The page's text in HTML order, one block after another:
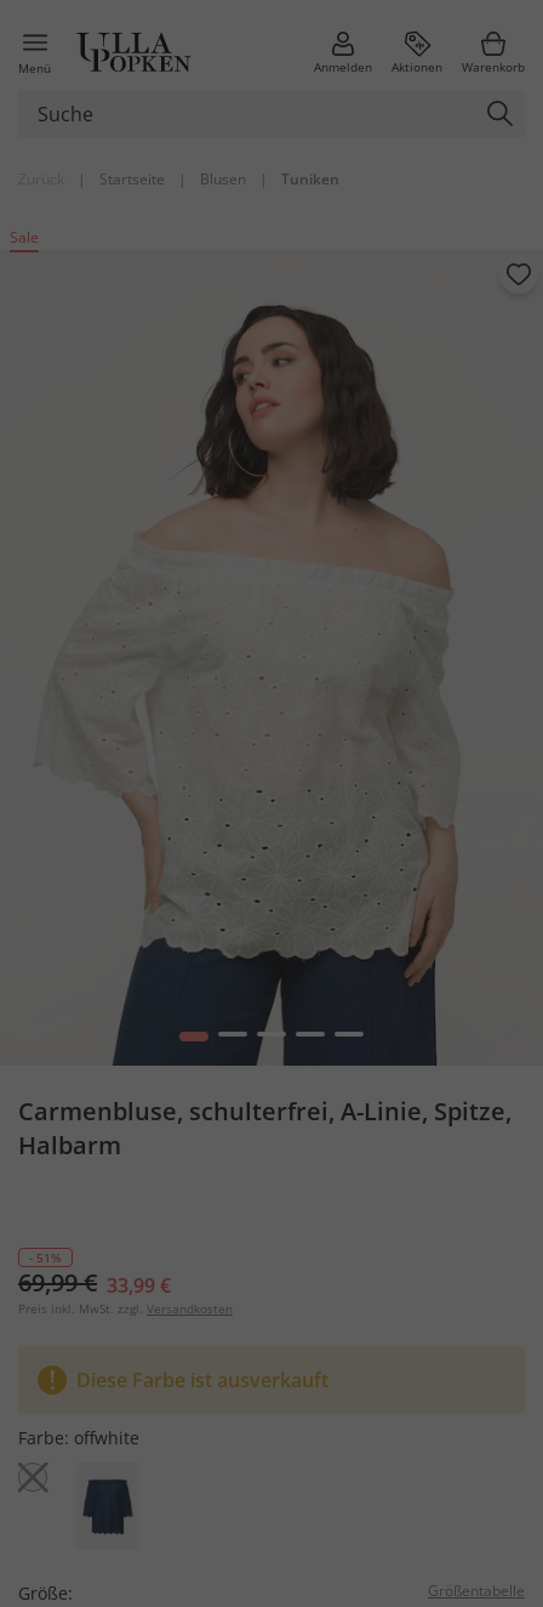
Menü Anmelden Aktionen Warenkorb
| Startseite | Blusen | Tuniken
Sale
1 2 4 5
Carmenbluse, schulterfrei, A-Linie, Spitze,
Halbarm
- 51%
69,99 € 33,99 €
Preis inkl. MwSt. zzgl. Versandkosten
Diese Farbe ist ausverkauft
Farbe: offwhite
Größe: Größentabelle